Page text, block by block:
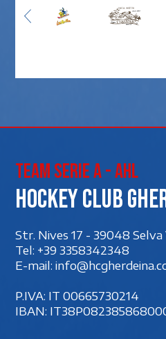
Team Serie A - AHL
Hockey club
Str. Nives 17 - 39048 Selva
Tel: +39 3358342348
E-mail:
P.IVA: IT 00‍665730214
IBAN: